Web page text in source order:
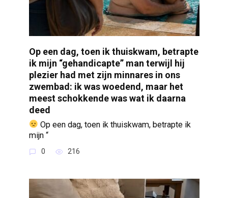
Op een dag, toen ik thuiskwam, betrapte
ik mijn “gehandicapte” man terwijl hij
plezier had met zijn minnares in ons
zwembad: ik was woedend, maar het
meest schokkende was wat ik daarna
deed
Op een dag, toen ik thuiskwam, betrapte ik
mijn “
0 216